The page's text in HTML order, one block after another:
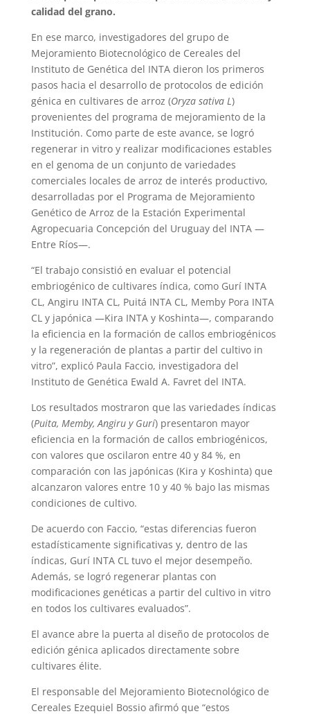
calidad del grano.
En ese marco, investigadores del grupo de
Mejoramiento Biotecnológico de Cereales del
Instituto de Genética del INTA dieron los primeros
pasos hacia el desarrollo de protocolos de edición
génica en cultivares de arroz (Oryza sativa L)
provenientes del programa de mejoramiento de la
Institución. Como parte de este avance, se logró
regenerar in vitro y realizar modificaciones estables
en el genoma de un conjunto de variedades
comerciales locales de arroz de interés productivo,
desarrolladas por el Programa de Mejoramiento
Genético de Arroz de la Estación Experimental
Agropecuaria Concepción del Uruguay del INTA —
Entre Ríos—.
“El trabajo consistió en evaluar el potencial
embriogénico de cultivares índica, como Gurí INTA
CL, Angiru INTA CL, Puitá INTA CL, Memby Pora INTA
CL y japónica —Kira INTA y Koshinta—, comparando
la eficiencia en la formación de callos embriogénicos
y la regeneración de plantas a partir del cultivo in
vitro”, explicó Paula Faccio, investigadora del
Instituto de Genética Ewald A. Favret del INTA.
Los resultados mostraron que las variedades índicas
(Puita, Memby, Angiru y Gurí) presentaron mayor
eficiencia en la formación de callos embriogénicos,
con valores que oscilaron entre 40 y 84 %, en
comparación con las japónicas (Kira y Koshinta) que
alcanzaron valores entre 10 y 40 % bajo las mismas
condiciones de cultivo.
De acuerdo con Faccio, “estas diferencias fueron
estadísticamente significativas y, dentro de las
índicas, Gurí INTA CL tuvo el mejor desempeño.
Además, se logró regenerar plantas con
modificaciones genéticas a partir del cultivo in vitro
en todos los cultivares evaluados”.
El avance abre la puerta al diseño de protocolos de
edición génica aplicados directamente sobre
cultivares élite.
El responsable del Mejoramiento Biotecnológico de
Cereales Ezequiel Bossio afirmó que “estos